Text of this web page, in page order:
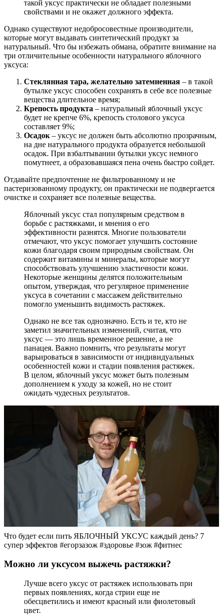
такой уксус практически не обладает полезными
свойствами и не окажет должного эффекта.
Однако существуют недобросовестные производители,
которые могут выдавать синтетический продукт за
натуральный. Что бы избежать обмана, обратите внимание на
три отличительные особенности натурального яблочного
уксуса:
Стеклянная тара, желательно затемненная – в такой
бутылке уксус способен сохранять в себе все полезные
вещества длительное время;
Крепость продукта – натуральный яблочный уксус
будет не крепче 6%, крепость столового уксуса
составляет 9%;
Осадок – уксус не должен быть абсолютно прозрачным,
на дне натурального продукта образуется небольшой
осадок. При взбалтывании бутылки уксус немного
помутнеет, а образовавшаяся пена очень быстро сойдет.
Отдавайте предпочтение не фильтрованному и не
пастеризованному продукту, он практически не подвергается
очистке и сохраняет все полезные вещества.
Яблочный уксус стал популярным средством в
борьбе с растяжками, и мнения о его
эффективности разнятся. Многие пользователи
отмечают, что уксус помогает улучшить состояние
кожи благодаря своим природным свойствам. Он
содержит витамины и минералы, которые могут
способствовать улучшению эластичности кожи.
Некоторые женщины делятся положительным
опытом, утверждая, что регулярное применение
уксуса в сочетании с массажем действительно
помогло уменьшить видимость растяжек.
Однако не все так однозначно. Есть и те, кто не
заметил значительных изменений, считая, что
уксус — это лишь временное решение, а не
панацея. Важно помнить, что результаты могут
варьироваться в зависимости от индивидуальных
особенностей кожи и стадии появления растяжек.
В целом, яблочный уксус может быть полезным
дополнением к уходу за кожей, но не стоит
ожидать чудесных результатов.
Что будет если пить ЯБЛОЧНЫЙ УКСУС каждый день? 7
супер эффектов #егорзазож #здоровье #зож #фитнес
Можно ли уксусом выжечь растяжки?
Лучше всего уксус от растяжек использовать при
первых появлениях, когда стрии еще не
обесцветились и имеют красный или фиолетовый
цвет.